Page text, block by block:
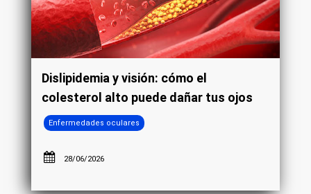
Dislipidemia y visión: cómo el
colesterol alto puede dañar tus ojos
Enfermedades oculares
28/06/2026